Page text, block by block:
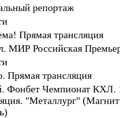
репортаж
Прямая трансляция
МИР Российская
Прямая трансляция
Фонбет Чемпионат КХЛ.
"Металлург"